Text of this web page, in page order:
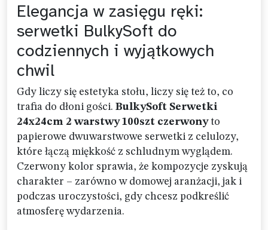
Elegancja w zasięgu ręki:
serwetki BulkySoft do
codziennych i wyjątkowych
chwil
Gdy liczy się estetyka stołu, liczy się też to, co
trafia do dłoni gości. BulkySoft Serwetki
24x24cm 2 warstwy 100szt czerwonyto
papierowe dwuwarstwowe serwetki z celulozy,
które łączą miękkość z schludnym wyglądem.
Czerwony kolor sprawia, że kompozycje zyskują
charakter – zarówno w domowej aranżacji, jak i
podczas uroczystości, gdy chcesz podkreślić
atmosferę wydarzenia.